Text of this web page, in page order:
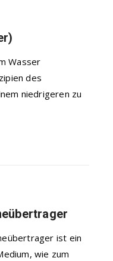
Wasser
des
niedrigeren zu
ist ein
wie zum